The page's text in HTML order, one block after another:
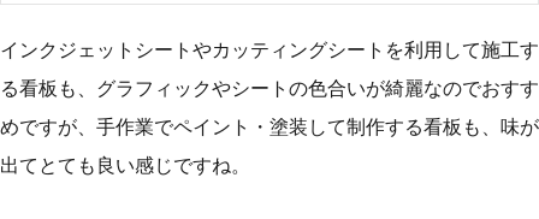
インクジェットシートやカッティングシートを利用して施工す
る看板も、グラフィックやシートの色合いが綺麗なのでおすす
めですが、手作業でペイント・塗装して制作する看板も、味が
出てとても良い感じですね。